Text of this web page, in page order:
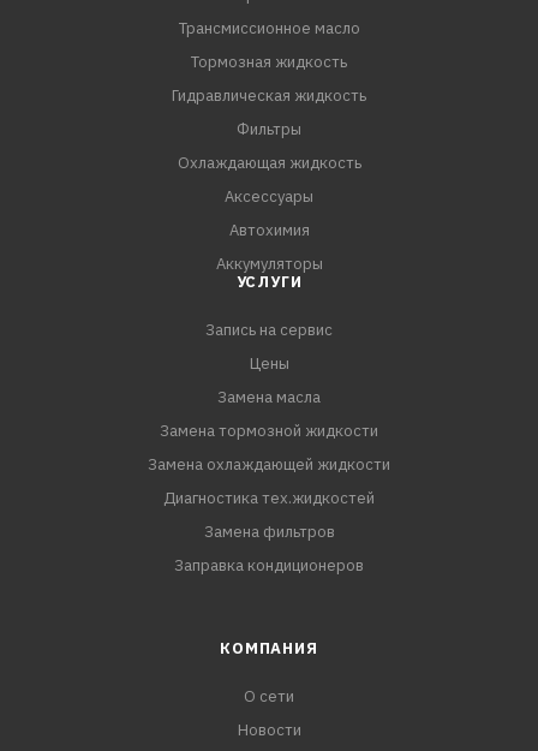
двигатели легковых машин, внедорожников и
спортивных автомобилей. Современные
высокотехнологичные бензиновые двигатели с
непосредственным впрыском топлива (T-GDI, GDI),
Трансмиссионное масло
Тормозная жидкость
Гидравлическая жидкость
Фильтры
Охлаждающая жидкость
Аксессуары
Автохимия
Аккумуляторы
УСЛУГИ
Запись на сервис
Цены
Замена масла
Замена тормозной жидкости
Замена охлаждающей жидкости
Диагностика тех.жидкостей
Замена фильтров
Заправка кондиционеров
КОМПАНИЯ
О сети
Новости